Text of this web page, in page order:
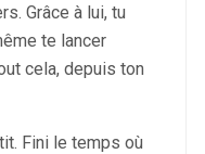
Grâce à lui, tu
te lancer
cela, depuis ton
Fini le temps où